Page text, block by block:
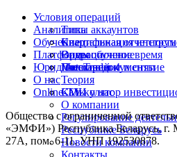
Условия операций
Типы аккаунтов
Спецификация
Операционное время
Пополнение и снятие
Аналитика
Квартальная отчетность
Обучение
Видеообучение
Глоссарий
Теория
Калькулятор
Платформы
MetaTrader 4
Юридические документы
О нас
СМИ о нас
О компании
Регулирование
Республике Беларусь
Новости компании
Контакты
Online-TV
Общество с ограниченной
«ЭМФИ») Республика Беларусь, г.
27А, пом. 6-11. УНП 192530878.